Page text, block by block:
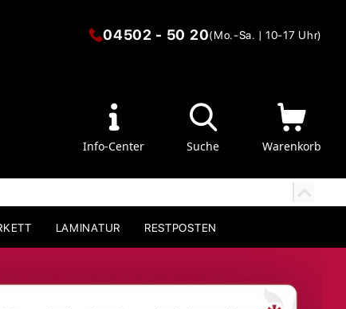
04502 - 50 20(Mo.-Sa. | 10-17 Uhr)
Info-Center Suche Warenkorb
LAMINATUR RESTPOSTEN